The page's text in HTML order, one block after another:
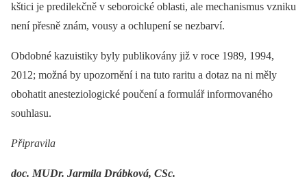
kštici je predilekčně v seboroické oblasti, ale mechanismus vzniku
není přesně znám, vousy a ochlupení se nezbarví.
Obdobné kazuistiky byly publikovány již v roce 1989, 1994,
2012; možná by upozornění i na tuto raritu a dotaz na ni měly
obohatit anesteziologické poučení a formulář informovaného
souhlasu.
Připravila
doc. MUDr. Jarmila Drábková, CSc.